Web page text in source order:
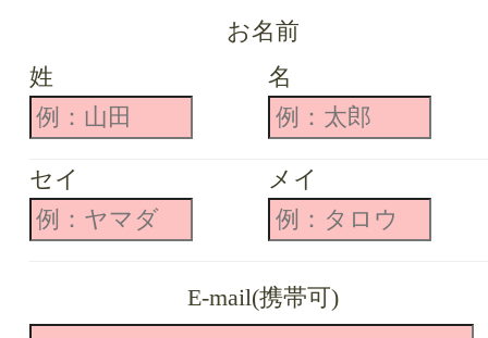
お名前
姓
名
セイ メイ
E-mail(携帯可)